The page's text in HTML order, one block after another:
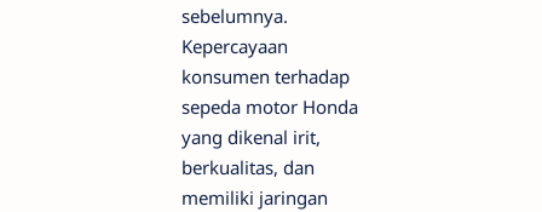
sebelumnya.
Kepercayaan
konsumen terhadap
sepeda motor Honda
yang dikenal irit,
berkualitas, dan
memiliki jaringan